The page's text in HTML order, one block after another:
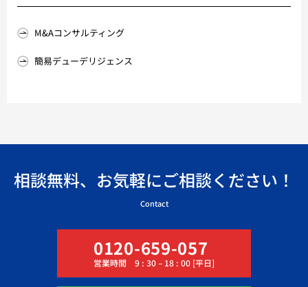
M&Aコンサルティング
簡易デューデリジェンス
相談無料、お気軽にご相談ください！
Contact
0120-659-057
営業時間 9 : 30 – 18 : 00 [平日]